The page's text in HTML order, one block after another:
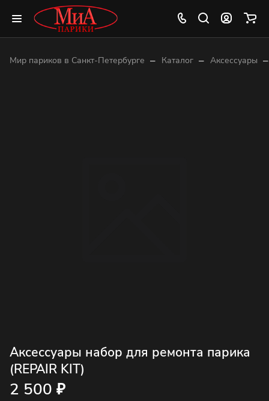
Мир париков в Санкт-Петербурге – Каталог – Аксессуары –
Аксессуары набор для ремонта парика
(REPAIR KIT)
2 500 ₽